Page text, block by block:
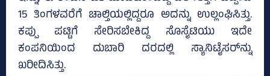
15 ತಿಂಗಳವರೆಗೆ ಚಾಲ್ತಿಯಲ್ಲಿದ್ದರೂ ಅದನ್ನು ಉಲ್ಲಂಘಿಸಿತ್ತು.
ಕಪ್ಪು ಪಟ್ಟಿಗೆ ಸೇರಿಸಬೇಕಿದ್ದ ಸೊಸೈಟಿಯು ಇದೇ
ಕಂಪನಿಯಿಂದ ದುಬಾರಿ ದರದಲ್ಲಿ ಸ್ಯಾನಿಟೈಸರ್‌ನ್ನು
ಖರೀದಿಸಿತ್ತು.